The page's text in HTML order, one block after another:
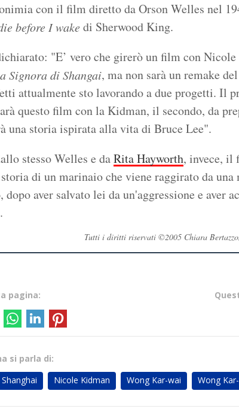
con il film diretto da Orson Welles nel
before I wake di Sherwood King.
"E’ vero che girerò un film con Nicole
Signora di Shangai, ma non sarà un remake
attualmente sto lavorando a due progetti. Il
questo film con la Kidman, il secondo, da
una storia ispirata alla vita di Bruce Lee".
stesso Welles e daRita Hayworth, invece, il
di un marinaio che viene raggirato da una
dopo aver salvato lei da un'aggressione e aver
Tutti i diritti riservati ©2005 Chiara
pagina:
si parla di:
Nicole Kidman Wong Kar-wai Wong